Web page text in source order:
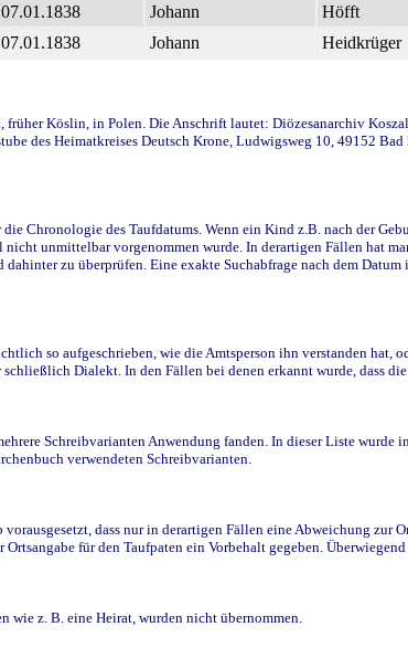
07.01.1838 Johann Höfft
07.01.1838 Johann Heidkrüger
Köslin, in Polen. Die Anschrift lautet: Diözesanarchiv
des Heimatkreises Deutsch Krone, Ludwigsweg 10, 49152
Chronologie des Taufdatums. Wenn ein Kind z.B. nach der
unmittelbar vorgenommen wurde. In derartigen Fällen hat
zu überprüfen. Eine exakte Suchabfrage nach dem
so aufgeschrieben, wie die Amtsperson ihn verstanden hat,
Dialekt. In den Fällen bei denen erkannt wurde, dass
Schreibvarianten Anwendung fanden. In dieser Liste wurde
verwendeten Schreibvarianten.
dass nur in derartigen Fällen eine Abweichung zur
für den Taufpaten ein Vorbehalt gegeben.
wie z. B. eine Heirat, wurden nicht übernommen.